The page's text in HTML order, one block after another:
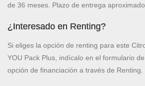
de 36 meses. Plazo de entrega
¿Interesado en Renting?
Si eliges la opción de renting para este
YOU Pack Plus, indícalo en el formulario
opción de financiación a través de Renting.